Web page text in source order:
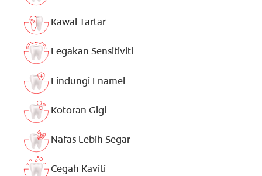
Kawal Tartar
Legakan Sensitiviti
Lindungi Enamel
Kotoran Gigi
Nafas Lebih Segar
Cegah Kaviti